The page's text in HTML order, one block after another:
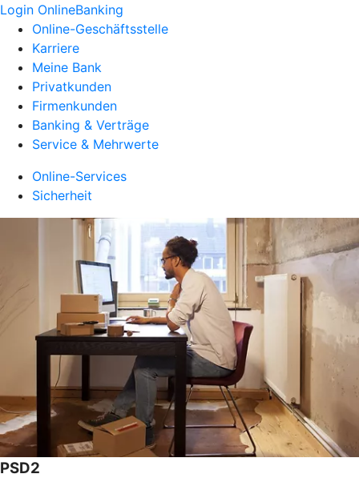
Login OnlineBanking
Online-Geschäftsstelle
Karriere
Meine Bank
Privatkunden
Firmenkunden
Banking & Verträge
Service & Mehrwerte
Online-Services
Sicherheit
PSD2